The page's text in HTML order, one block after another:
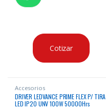
Cotizar
Accesorios
DRIVER LEDVANCE PRIME FLEX P/ TIRA
LED IP20 UNV 100W 50000Hrs